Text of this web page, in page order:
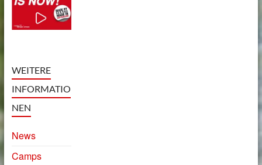
WEITERE
INFORMATIO
NEN
News
Camps